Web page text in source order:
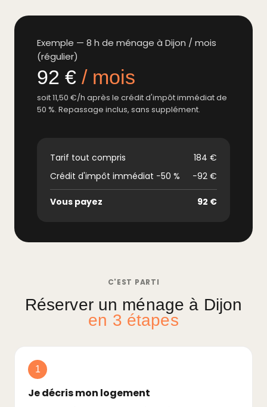
Exemple — 8 h de ménage à Dijon / mois
(régulier)
92 € / mois
soit 11,50 €/h après le crédit d'impôt immédiat de
50 %. Repassage inclus, sans supplément.
Tarif tout compris
184 €
Crédit d'impôt immédiat −50 %
−92 €
Vous payez 92 €
C'EST PARTI
Réserver un ménage à Dijon
en 3 étapes
1
Je décris mon logement